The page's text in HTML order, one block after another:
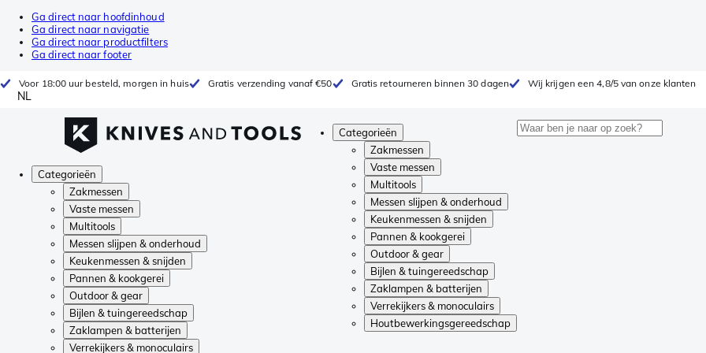
Ga direct naar hoofdinhoud
Ga direct naar navigatie
Ga direct naar productfilters
Ga direct naar footer
Voor 18:00 uur besteld, morgen in huis Gratis verzending vanaf €50 Gratis retourneren binnen 30 dagen Wij krijgen een 4,8/5 van onze klanten
NL
Categorieën
Zakmessen
Vaste messen
Multitools
Messen slijpen & onderhoud
Keukenmessen & snijden
Pannen & kookgerei
Outdoor & gear
Bijlen & tuingereedschap
Zaklampen & batterijen
Verrekijkers & monoculairs
Houtbewerkingsgereedschap
Categorieën
Zakmessen
Vaste messen
Multitools
Messen slijpen & onderhoud
Keukenmessen & snijden
Pannen & kookgerei
Outdoor & gear
Bijlen & tuingereedschap
Zaklampen & batterijen
Verrekijkers & monoculairs